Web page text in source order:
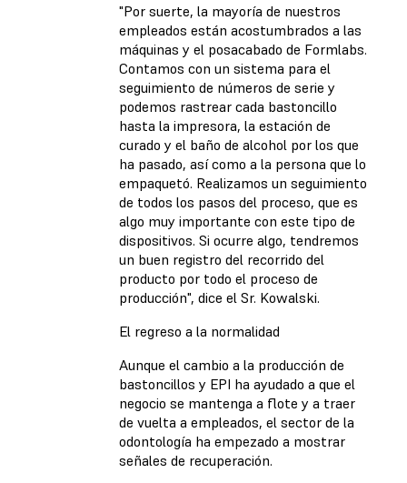
"Por suerte, la mayoría de nuestros
empleados están acostumbrados a las
máquinas y el posacabado de Formlabs.
Contamos con un sistema para el
seguimiento de números de serie y
podemos rastrear cada bastoncillo
hasta la impresora, la estación de
curado y el baño de alcohol por los que
ha pasado, así como a la persona que lo
empaquetó. Realizamos un seguimiento
de todos los pasos del proceso, que es
algo muy importante con este tipo de
dispositivos. Si ocurre algo, tendremos
un buen registro del recorrido del
producto por todo el proceso de
producción", dice el Sr. Kowalski.
El regreso a la normalidad
Aunque el cambio a la producción de
bastoncillos y EPI ha ayudado a que el
negocio se mantenga a flote y a traer
de vuelta a empleados, el sector de la
odontología ha empezado a mostrar
señales de recuperación.